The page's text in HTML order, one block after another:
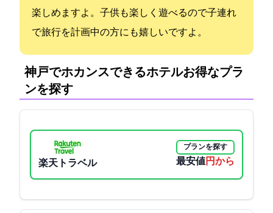
楽しめますよ。子供も楽しく遊べるので子連れ
で旅行を計画中の方にも嬉しいですよ。
神戸でホカンスできるホテル:お得なプラ
ンを探す
楽天トラベル
プランを探す
最安値11000円から